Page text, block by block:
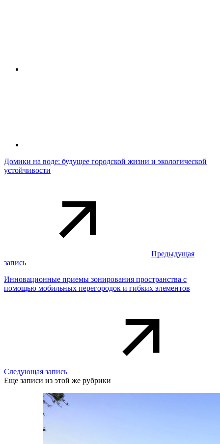
Домики на воде: будущее городской жизни и экологической
устойчивости
Предыдущая
запись
Инновационные приемы зонирования пространства с
помощью мобильных перегородок и гибких элементов
Следующая запись
Еще записи из этой же рубрики